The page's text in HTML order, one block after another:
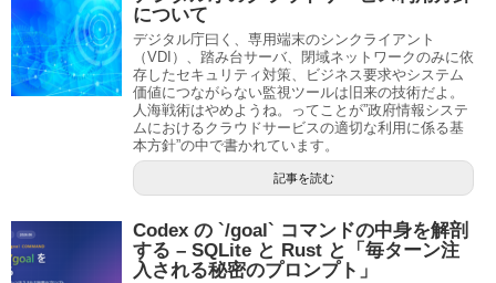
について
デジタル庁曰く、専用端末のシンクライアント
（VDI）、踏み台サーバ、閉域ネットワークのみに依
存したセキュリティ対策、ビジネス要求やシステム
価値につながらない監視ツールは旧来の技術だよ。
人海戦術はやめようね。ってことが”政府情報システ
ムにおけるクラウドサービスの適切な利用に係る基
本方針”の中で書かれています。
記事を読む
Codex の `/goal` コマンドの中身を解剖
する – SQLite と Rust と「毎ターン注
入される秘密のプロンプト」